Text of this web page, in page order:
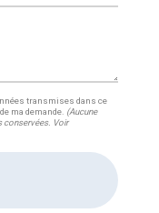
transmises dans ce
ma demande. (Aucune
conservées. Voir